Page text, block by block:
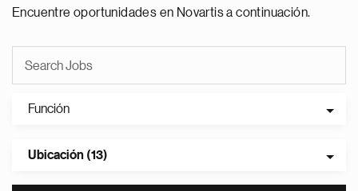
Encuentre oportunidades en Novartis a continuación.
Función
Ubicación (13)